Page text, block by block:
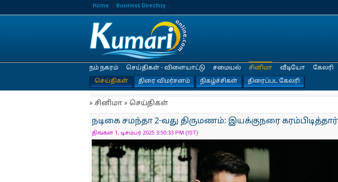
Home Business Directory
நம் நகரம் செய்திகள் - விளையாட்டு சமையல்
சினிமா
செய்திகள்
திரை விமர்சனம் நிகழ்ச்சிகள் திரைப்பட கேலரி
வீடியோ கேலரி
» சினிமா » செய்திகள்
நடிகை சமந்தா 2-வது திருமணம்: இயக்குநரை கரம்பிடித்தார்
திங்கள் 1, டிசம்பர் 2025 3:50:33 PM (IST)